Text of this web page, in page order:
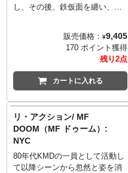
ク・トウ・ザ・フューチャ
し、その後、鉄仮面を纏い、某
り、アンダーグランドHIPHOP
界を席巻したアーティスト、MF
ドゥーム。2025年「Mitchell &
Ness」、「New Era」と共に発
表された「MF DOOM x ニュー
ン」の一部として、ニックスカ
ラーやその要素をオマージュし
たリアクションフィギュアが登
場！フィギュアの他にトレディ
ングカードも付属したスペシャ
ルなアイテム。
販売価格： ¥9,405
170 ポイント獲得
残り2点
カートに入れる
リ・アクション/ MF
DOOM（MF ドゥーム）:
NYC
80年代KMDの一員として活動し
て以降シーンから忽然と姿を消